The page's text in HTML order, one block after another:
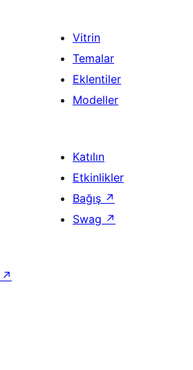
Vitrin
Temalar
Eklentiler
Modeller
Katılın
Etkinlikler
Bağış ↗
Swag ↗
↗